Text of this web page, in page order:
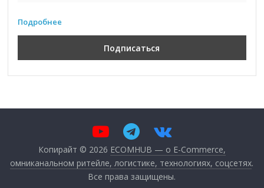
Подробнее
Копирайт © 2026 ECOMHUB — о E-Commerce,
омниканальном ритейле, логистике, технологиях, соцсетях.
Все права защищены.